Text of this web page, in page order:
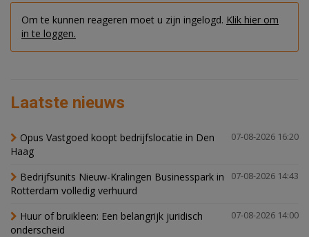
Om te kunnen reageren moet u zijn ingelogd. Klik hier om
in te loggen.
Laatste nieuws
07-08-2026 16:20
Opus Vastgoed koopt bedrijfslocatie in Den
Haag
07-08-2026 14:43
Bedrijfsunits Nieuw-Kralingen Businesspark in
Rotterdam volledig verhuurd
07-08-2026 14:00
Huur of bruikleen: Een belangrijk juridisch
onderscheid